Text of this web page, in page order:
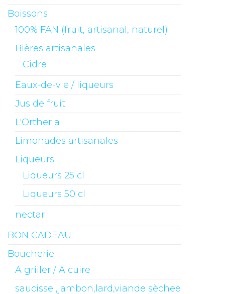
Boissons
100% FAN (fruit, artisanal, naturel)
Bières artisanales
Cidre
Eaux-de-vie / liqueurs
Jus de fruit
L'Ortheria
Limonades artisanales
Liqueurs
Liqueurs 25 cl
Liqueurs 50 cl
nectar
BON CADEAU
Boucherie
A griller / A cuire
saucisse ,jambon,lard,viande sèchee